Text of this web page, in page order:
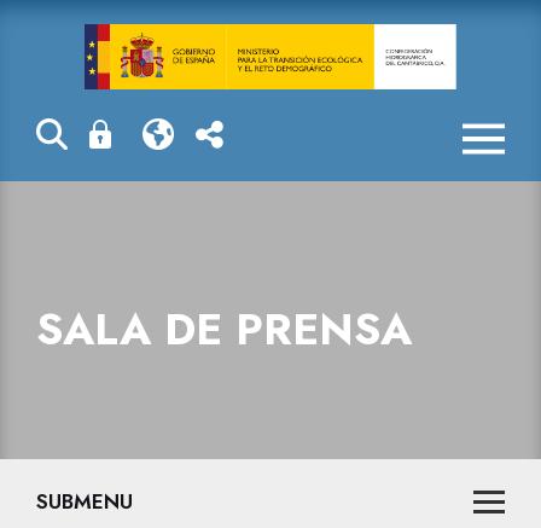
Sala de prensa
SALA DE PRENSA
SUBMENU